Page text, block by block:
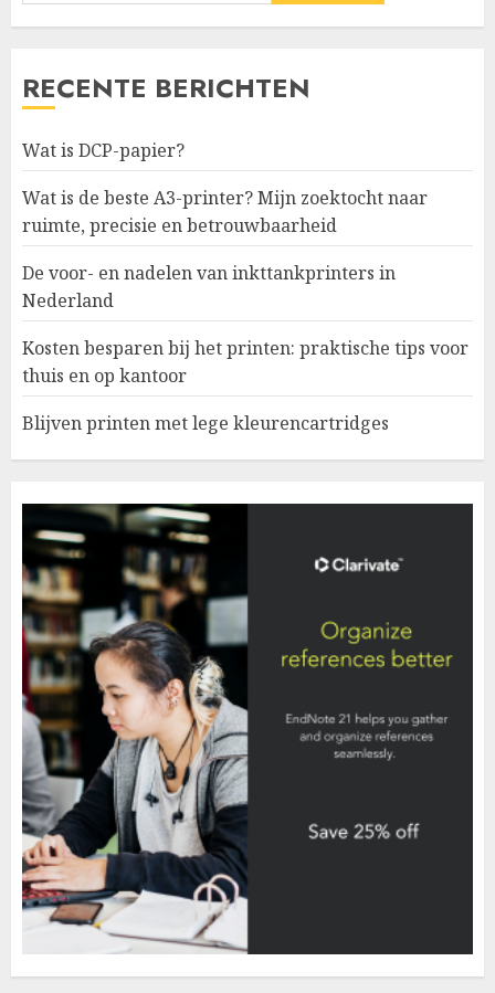
RECENTE BERICHTEN
Wat is DCP-papier?
Wat is de beste A3-printer? Mijn zoektocht naar
ruimte, precisie en betrouwbaarheid
De voor- en nadelen van inkttankprinters in
Nederland
Kosten besparen bij het printen: praktische tips voor
thuis en op kantoor
Blijven printen met lege kleurencartridges